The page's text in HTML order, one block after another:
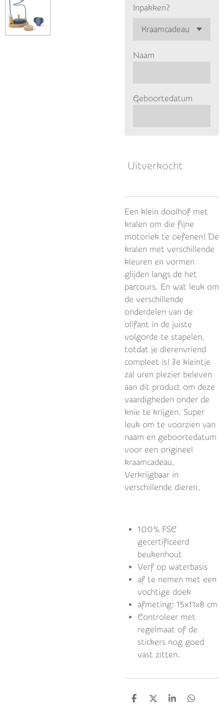
Inpakken?
Naam
Geboortedatum
Uitverkocht
Een klein doolhof met
kralen om die fijne
motoriek te oefenen! De
kralen met verschillende
kleuren en vormen
glijden langs de het
parcours. En wat leuk om
de verschillende
onderdelen van de
olifant in de juiste
volgorde te stapelen,
totdat je dierenvriend
compleet is! Je kleintje
zal uren plezier beleven
aan dit product om deze
vaardigheden onder de
knie te krijgen. Super
leuk om te voorzien van
naam en geboortedatum
voor een origineel
kraamcadeau.
Verkrijgbaar in
verschillende dieren.
100% FSC
gecertificeerd
beukenhout
Verf op waterbasis
af te nemen met een
vochtige doek
afmeting: 15x11x8 cm
Controleer met
regelmaat of de
stickers nog goed
vast zitten.
D
D
S
D